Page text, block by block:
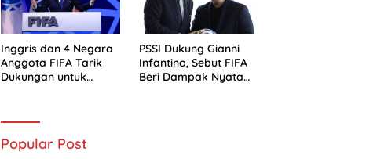
Inggris dan 4 Negara
Anggota FIFA Tarik
Dukungan untuk
PSSI Dukung Gianni
Infantino, Sebut FIFA
Beri Dampak Nyata
Popular Post